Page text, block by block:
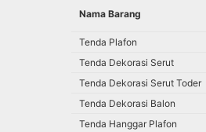
Nama Barang
Tenda Plafon
Tenda Dekorasi Serut
Tenda Dekorasi Serut Toder
Tenda Dekorasi Balon
Tenda Hanggar Plafon